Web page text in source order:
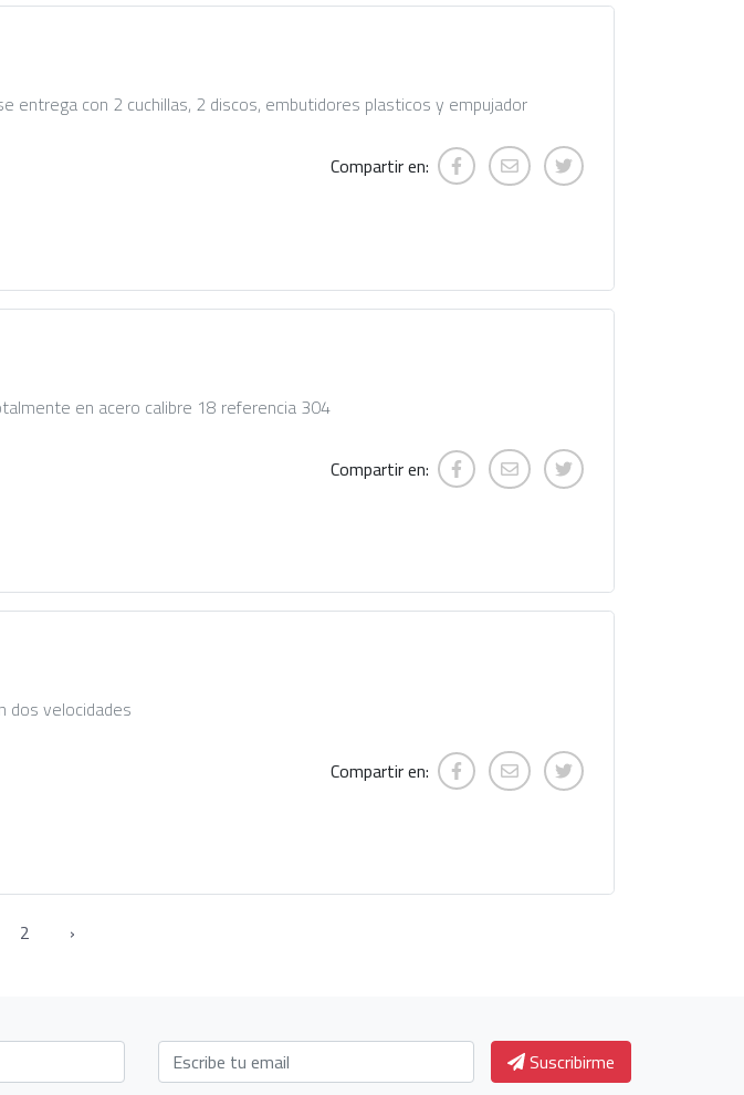
entrega con 2 cuchillas, 2 discos, embutidores plasticos y empujador
Compartir en:
en acero calibre 18 referencia 304
Compartir en:
dos velocidades
Compartir en:
2 ›
Suscribirme